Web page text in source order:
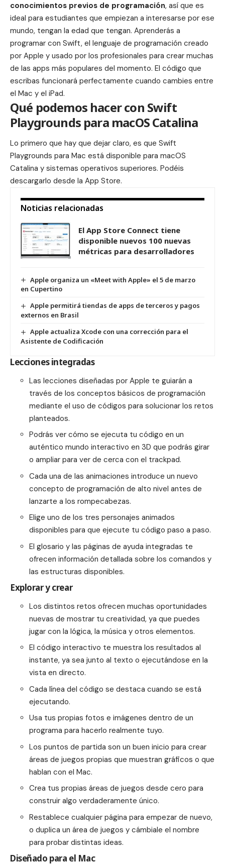
conocimientos previos de programación, así que es
ideal para estudiantes que empiezan a interesarse por ese
mundo, tengan la edad que tengan. Aprenderás a
programar con Swift, el lenguaje de programación creado
por Apple y usado por los profesionales para crear muchas
de las apps más populares del momento. El código que
escribas funcionará perfectamente cuando cambies entre
el Mac y el iPad.
Qué podemos hacer con Swift
Playgrounds para macOS Catalina
Lo primero que hay que dejar claro, es que Swift
Playgrounds para Mac está disponible para macOS
Catalina y sistemas operativos superiores. Podéis
descargarlo desde la App Store.
Noticias relacionadas
El App Store Connect tiene
disponible nuevos 100 nuevas
métricas para desarrolladores
Apple organiza un «Meet with Apple» el 5 de marzo
en Cupertino
Apple permitirá tiendas de apps de terceros y pagos
externos en Brasil
Apple actualiza Xcode con una corrección para el
Asistente de Codificación
Lecciones integradas
Las lecciones diseñadas por Apple te guiarán a
través de los conceptos básicos de programación
mediante el uso de códigos para solucionar los retos
planteados.
Podrás ver cómo se ejecuta tu código en un
auténtico mundo interactivo en 3D que podrás girar
o ampliar para ver de cerca con el trackpad.
Cada una de las animaciones introduce un nuevo
concepto de programación de alto nivel antes de
lanzarte a los rompecabezas.
Elige uno de los tres personajes animados
disponibles para que ejecute tu código paso a paso.
El glosario y las páginas de ayuda integradas te
ofrecen información detallada sobre los comandos y
las estructuras disponibles.
Explorar y crear
Los distintos retos ofrecen muchas oportunidades
nuevas de mostrar tu creatividad, ya que puedes
jugar con la lógica, la música y otros elementos.
El código interactivo te muestra los resultados al
instante, ya sea junto al texto o ejecutándose en la
vista en directo.
Cada línea del código se destaca cuando se está
ejecutando.
Usa tus propias fotos e imágenes dentro de un
programa para hacerlo realmente tuyo.
Los puntos de partida son un buen inicio para crear
áreas de juegos propias que muestran gráficos o que
hablan con el Mac.
Crea tus propias áreas de juegos desde cero para
construir algo verdaderamente único.
Restablece cualquier página para empezar de nuevo,
o duplica un área de juegos y cámbiale el nombre
para probar distintas ideas.
Diseñado para el Mac